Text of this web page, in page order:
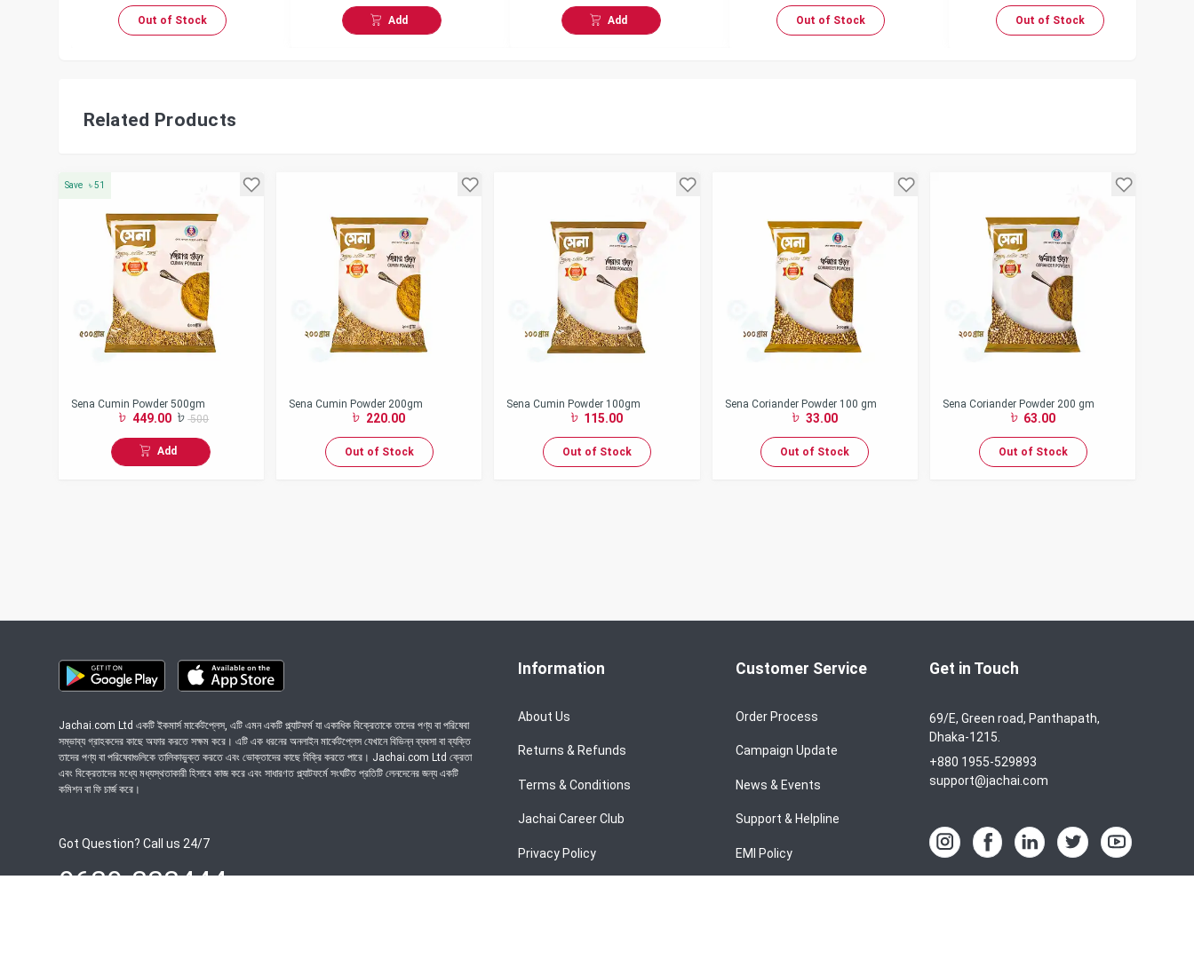
Out of Stock Add Add Out of Stock Out of Stock
Related Products
Save ৳51
Sena Cumin Powder 500gm
449.00 500
Add
Sena Cumin Powder 200gm
220.00
Out of Stock
Sena Cumin Powder 100gm
115.00
Out of Stock
Sena Coriander Powder 100 gm
33.00
Out of Stock
Sena Coriander Powder 200 gm
63.00
Out of Stock
Jachai.com Ltd একটি ইকমার্স মার্কেটপ্লেস, এটি এমন একটি প্ল্যাটফর্ম যা একাধিক বিক্রেতাকে তাদের পণ্য বা পরিষেবা
সম্ভাব্য গ্রাহকদের কাছে অফার করতে সক্ষম করে। এটি এক ধরনের অনলাইন মার্কেটপ্লেস যেখানে বিভিন্ন ব্যবসা বা ব্যক্তি
তাদের পণ্য বা পরিষেবাগুলিকে তালিকাভুক্ত করতে এবং ভোক্তাদের কাছে বিক্রি করতে পারে। Jachai.com Ltd ক্রেতা
এবং বিক্রেতাদের মধ্যে মধ্যস্থতাকারী হিসাবে কাজ করে এবং সাধারণত প্ল্যাটফর্মে সংঘটিত প্রতিটি লেনদেনের জন্য একটি
কমিশন বা ফি চার্জ করে।
Got Question? Call us 24/7
9639-333444
Information
About Us
Returns & Refunds
Terms & Conditions
Jachai Career Club
Privacy Policy
Customer Service
Order Process
Campaign Update
News & Events
Support & Helpline
EMI Policy
Get in Touch
69/E, Green road, Panthapath,
Dhaka-1215.
+880 1955-529893
support@jachai.com